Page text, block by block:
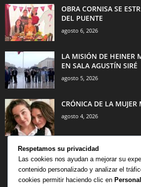
OBRA CORNISA SE
DEL PUENTE
agosto 6, 2026
LA MISIÓN DE HEINER
EN SALA AGUSTÍN SIRÉ
agosto 5, 2026
CRÓNICA DE LA MUJER
agosto 4, 2026
CATEGORÍA POPULAR
Respetamos su privacidad
Las cookies nos ayudan a mejorar su
contenido personalizado y analizar el
cookies permitir haciendo clic en